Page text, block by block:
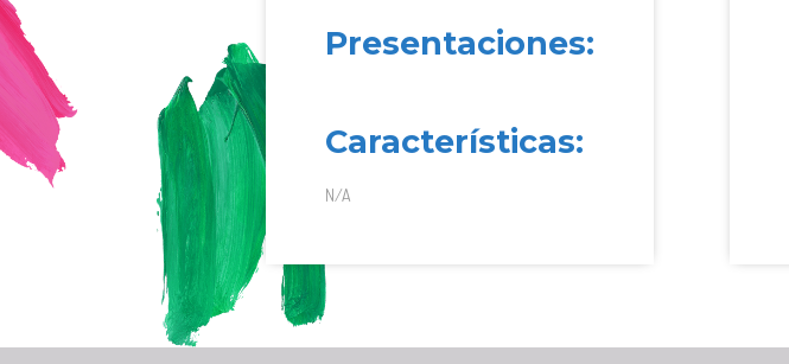
Presentaciones:
Características:
N/A